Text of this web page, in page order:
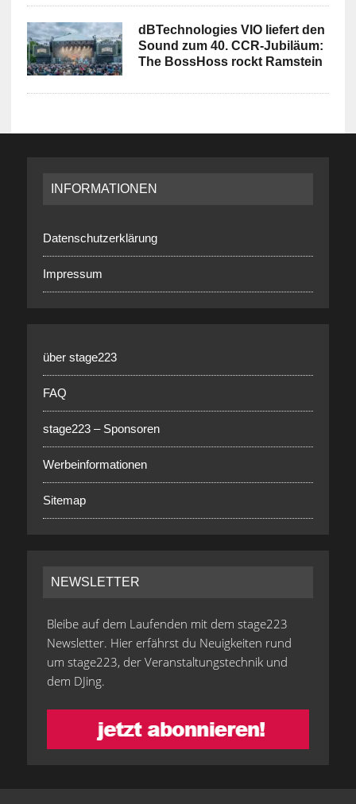
dBTechnologies VIO liefert den
Sound zum 40. CCR-Jubiläum:
The BossHoss rockt Ramstein
INFORMATIONEN
Datenschutzerklärung
Impressum
über stage223
FAQ
stage223 – Sponsoren
Werbeinformationen
Sitemap
NEWSLETTER
Bleibe auf dem Laufenden mit dem stage223
Newsletter. Hier erfährst du Neuigkeiten rund
um stage223, der Veranstaltungstechnik und
dem DJing.